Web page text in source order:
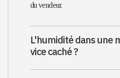
du vendeur.
L'humidité dans une
vice caché ?